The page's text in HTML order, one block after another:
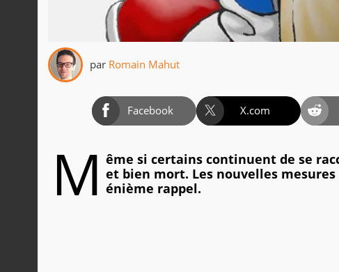
par Romain Mahut
Facebook X.com
M ême si certains continuent de se
et bien mort. Les nouvelles
énième rappel.